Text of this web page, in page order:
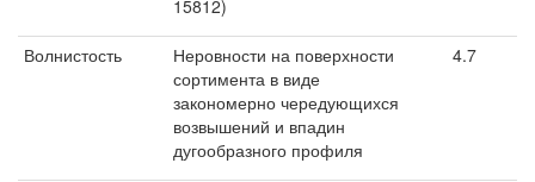
15812)
Волнистость
Неровности на поверхности
сортимента в виде
закономерно чередующихся
возвышений и впадин
дугообразного профиля
4.7